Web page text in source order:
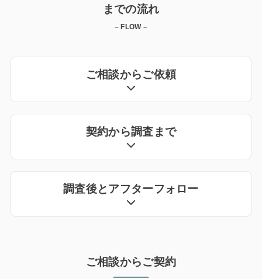
までの流れ
– FLOW –
ご相談からご依頼
契約から調査まで
調査後とアフターフォロー
ご相談からご契約